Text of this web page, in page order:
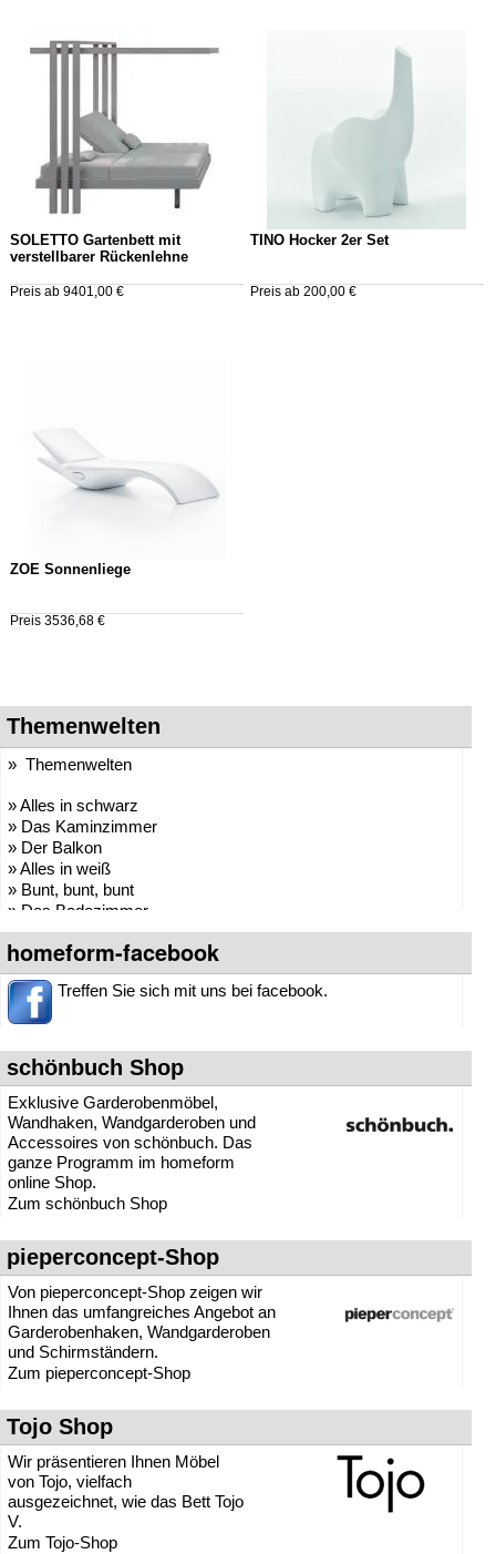
SOLETTO Gartenbett mit
verstellbarer Rückenlehne
Preis ab 9401,00 €
TINO Hocker 2er Set
Preis ab 200,00 €
ZOE Sonnenliege
Preis 3536,68 €
Themenwelten
» Themenwelten
» Alles in schwarz
» Das Kaminzimmer
» Der Balkon
» Alles in weiß
» Bunt, bunt, bunt
» Das Badezimmer
» Der Partyraum
» Die Arztpraxis
» Die Bibliothek
» Die Garderobe
» Das Büro
» Das Kinderzimmer
» Das Schlafzimmer
» Das Wartezimmer
» Das Wohnzimmer
» Der Garten
»Sommer-Erfrischungen
homeform-facebook
Treffen Sie sich mit uns bei facebook.
schönbuch Shop
Exklusive Garderobenmöbel,
Wandhaken, Wandgarderoben und
Accessoires von schönbuch. Das
ganze Programm im homeform
online Shop.
Zum schönbuch Shop
pieperconcept-Shop
Von pieperconcept-Shop zeigen wir
Ihnen das umfangreiches Angebot an
Garderobenhaken, Wandgarderoben
und Schirmständern.
Zum pieperconcept-Shop
Tojo Shop
Wir präsentieren Ihnen Möbel
von Tojo, vielfach
ausgezeichnet, wie das Bett Tojo
V.
Zum Tojo-Shop